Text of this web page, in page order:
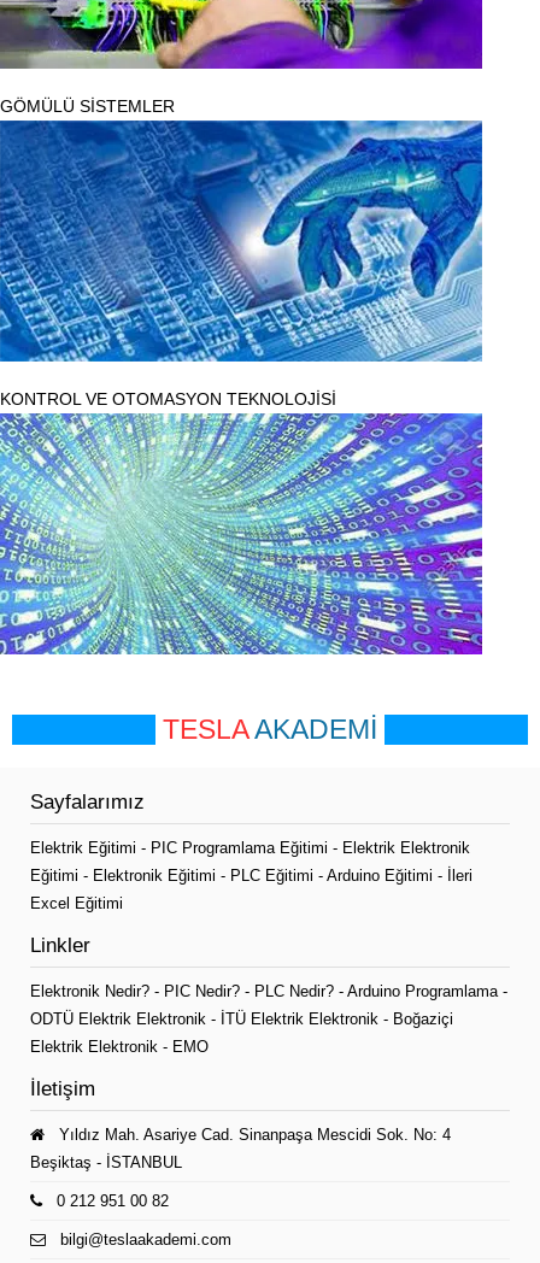
GÖMÜLÜ SİSTEMLER
KONTROL VE OTOMASYON TEKNOLOJİSİ
TESLAAKADEMİ
Sayfalarımız
Elektrik Eğitimi - PIC Programlama Eğitimi - Elektrik Elektronik
Eğitimi - Elektronik Eğitimi - PLC Eğitimi - Arduino Eğitimi - İleri
Excel Eğitimi
Linkler
Elektronik Nedir? - PIC Nedir? - PLC Nedir? - Arduino Programlama -
ODTÜ Elektrik Elektronik - İTÜ Elektrik Elektronik - Boğaziçi
Elektrik Elektronik - EMO
İletişim
Yıldız Mah. Asariye Cad. Sinanpaşa Mescidi Sok. No: 4
Beşiktaş - İSTANBUL
0 212 951 00 82
bilgi@teslaakademi.com